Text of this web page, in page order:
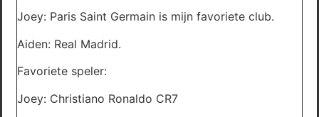
Joey: Paris Saint Germain is mijn favoriete club.
Aiden: Real Madrid.
Favoriete speler:
Joey: Christiano Ronaldo CR7